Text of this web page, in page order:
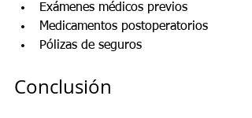
Exámenes médicos previos
Medicamentos postoperatorios
Pólizas de seguros
Conclusión